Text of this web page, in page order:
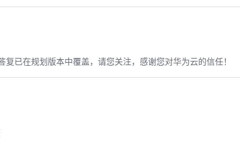
已在规划版本中覆盖，请您关注，感谢您对华为云的信任！